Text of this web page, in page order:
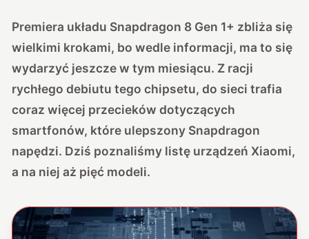
Premiera układu Snapdragon 8 Gen 1+ zbliża się
wielkimi krokami, bo wedle informacji, ma to się
wydarzyć jeszcze w tym miesiącu. Z racji
rychłego debiutu tego chipsetu, do sieci trafia
coraz więcej przecieków dotyczących
smartfonów, które ulepszony Snapdragon
napędzi. Dziś poznaliśmy listę urządzeń Xiaomi,
a na niej aż pięć modeli.